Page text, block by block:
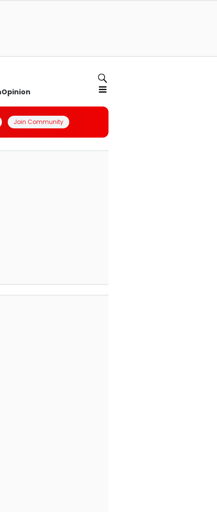
Opinion
Join Community